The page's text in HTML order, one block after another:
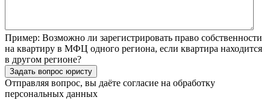
Пример: Возможно ли зарегистрировать право собственности
на квартиру в МФЦ одного региона, если квартира находится
в другом регионе?
Задать вопрос юристу
Отправляя вопрос, вы даёте согласие на обработку
персональных данных